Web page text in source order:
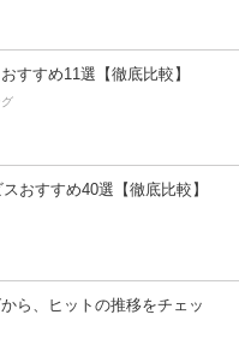
すすめ11選【徹底比較】
おすすめ40選【徹底比較】
ら、ヒットの推移をチェッ